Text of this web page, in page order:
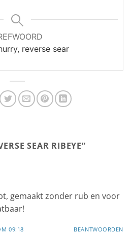
reverse sear
SEAR RIBEYE”
gemaakt zonder rub en voor
09:18 BEANTWOORDEN